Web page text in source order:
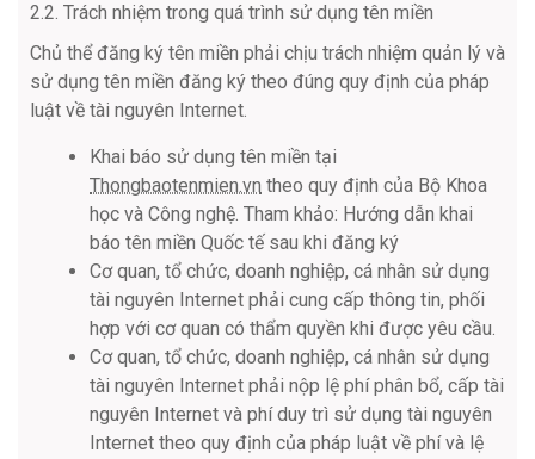
2.2. Trách nhiệm trong quá trình sử dụng tên miền
Chủ thể đăng ký tên miền phải chịu trách nhiệm quản lý và
sử dụng tên miền đăng ký theo đúng quy định của pháp
luật về tài nguyên Internet.
Khai báo sử dụng tên miền tại
Thongbaotenmien.vn theo quy định của Bộ Khoa
học và Công nghệ. Tham khảo: Hướng dẫn khai
báo tên miền Quốc tế sau khi đăng ký
Cơ quan, tổ chức, doanh nghiệp, cá nhân sử dụng
tài nguyên Internet phải cung cấp thông tin, phối
hợp với cơ quan có thẩm quyền khi được yêu cầu.
Cơ quan, tổ chức, doanh nghiệp, cá nhân sử dụng
tài nguyên Internet phải nộp lệ phí phân bổ, cấp tài
nguyên Internet và phí duy trì sử dụng tài nguyên
Internet theo quy định của pháp luật về phí và lệ